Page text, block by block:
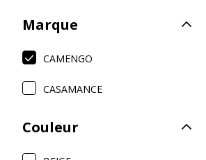
Marque
CAMENGO
CASAMANCE
Couleur